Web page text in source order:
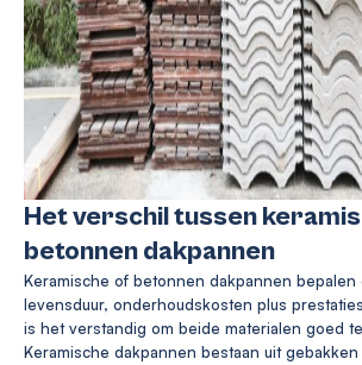
Het verschil tussen
betonnen dakpannen
Keramische of betonnen dakpannen bepalen
levensduur, onderhoudskosten plus
is het verstandig om beide materialen goed
Keramische dakpannen bestaan uit